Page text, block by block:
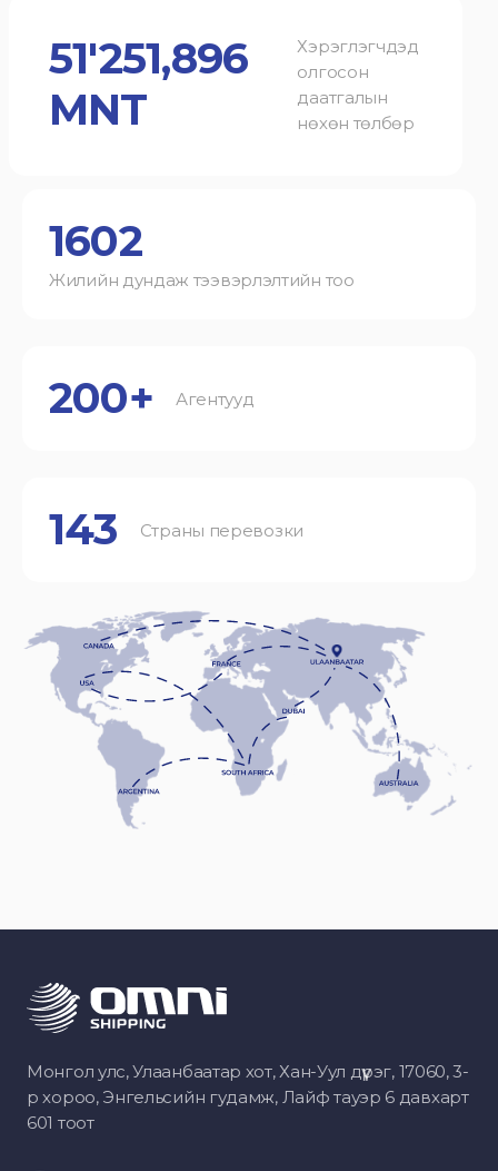
51'251,896
MNT
Хэрэглэгчдэд
олгосон
даатгалын
нөхөн төлбөр
1602
Жилийн дундаж тээвэрлэлтийн тоо
200+ Агентууд
143 Страны перевозки
Монгол улс, Улаанбаатар хот, Хан-Уул дүүрэг, 17060, 3-
р хороо, Энгельсийн гудамж, Лайф тауэр 6 давхарт
601 тоот